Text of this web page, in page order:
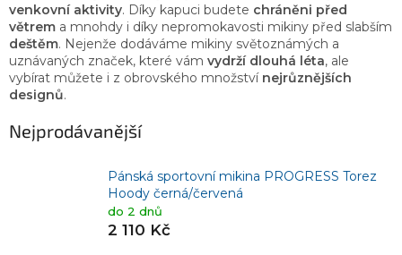
venkovní aktivity. Díky kapuci budete chráněni před
větrem a mnohdy i díky nepromokavosti mikiny před slabším
deštěm. Nejenže dodáváme mikiny světoznámých a
uznávaných značek, které vám vydrží dlouhá léta, ale
vybírat můžete i z obrovského množství nejrůznějších
designů.
Nejprodávanější
Pánská sportovní mikina PROGRESS Torez
Hoody černá/červená
do 2 dnů
2 110 Kč